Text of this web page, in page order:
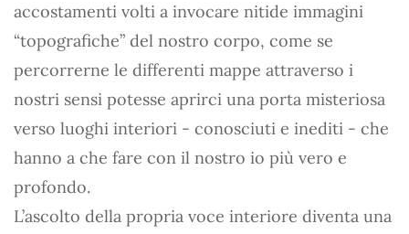
accostamenti volti a invocare nitide immagini
“topografiche” del nostro corpo, come se
percorrerne le differenti mappe attraverso i
nostri sensi potesse aprirci una porta misteriosa
verso luoghi interiori - conosciuti e inediti - che
hanno a che fare con il nostro io più vero e
profondo.
L’ascolto della propria voce interiore diventa una